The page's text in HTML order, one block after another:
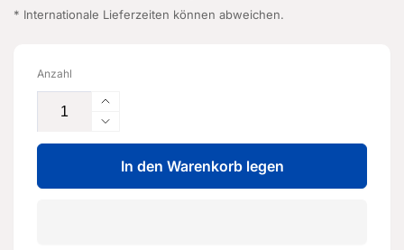
* Internationale Lieferzeiten können abweichen.
Anzahl
Erhöhe
die
Menge
für
Langerblock
Verringere
die
Menge
für
In den Warenkorb legen